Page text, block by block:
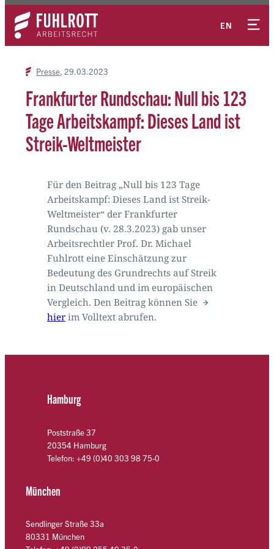
Zum
Inhalt
springen
EN
Kontakt
Presse 29.03.2023
Frankfurter Rundschau: Null bis 123
Tage Arbeitskampf: Dieses Land ist
Streik-Weltmeister
Für den Beitrag „Null bis 123 Tage
Arbeitskampf: Dieses Land ist Streik-
Weltmeister“ der Frankfurter
Rundschau (v. 28.3.2023) gab unser
Arbeitsrechtler Prof. Dr. Michael
Fuhlrott eine Einschätzung zur
Bedeutung des Grundrechts auf Streik
in Deutschland und im europäischen
Vergleich. Den Beitrag können Sie
hierim Volltext abrufen.
Hamburg
Poststraße 37
20354 Hamburg
Telefon: +49 (0)40 303 98 75-0
München
Sendlinger Straße 33a
80331 München